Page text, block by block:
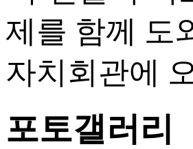
포토갤러리